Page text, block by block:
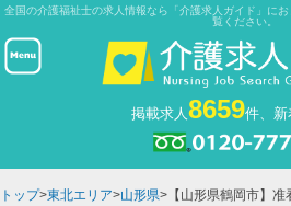
全国の介護福祉士の求人情報なら「介護求人ガイド」に
覧ください。
掲載求人8659件、新
トップ>東北エリア>山形県>【山形県鶴岡市】